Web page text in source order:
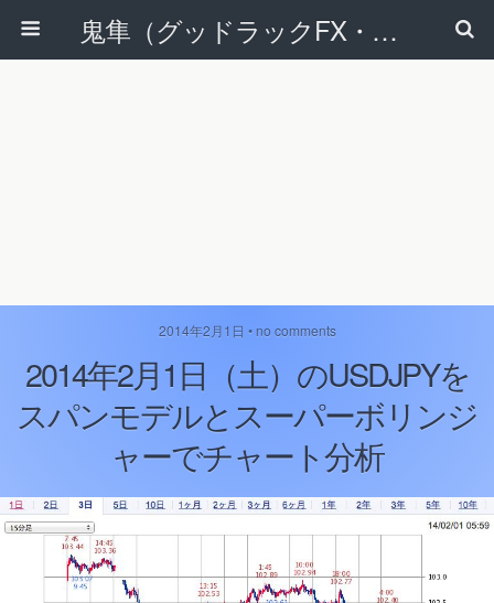
鬼隼（グッドラックFX・改）
2014年2月1日 • no comments
2014年2月1日（土）のUSDJPYを
スパンモデルとスーパーボリンジ
ャーでチャート分析